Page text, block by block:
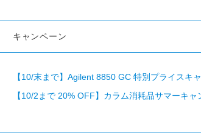
キャンペーン
【10/末まで】Agilent 8850 GC 特別プライスキ
【10/2まで 20% OFF】カラム消耗品サマーキ